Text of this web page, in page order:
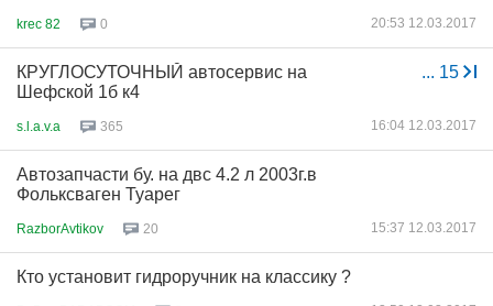
krec 82 0 20:53 12.03.2017
... 15
КРУГЛОСУТОЧНЫЙ автосервис на
Шефской 1б к4
s.l.a.v.a 365 16:04 12.03.2017
Автозапчасти бу. на двс 4.2 л 2003г.в
Фольксваген Туарег
RazborAvtikov 20 15:37 12.03.2017
Кто установит гидроручник на классику ?